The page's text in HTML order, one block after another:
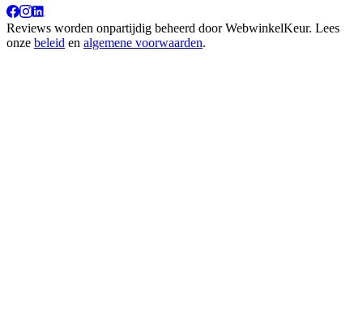
Reviews worden onpartijdig beheerd doorWebwinkelKeur. Lees
onze beleid en algemene voorwaarden.